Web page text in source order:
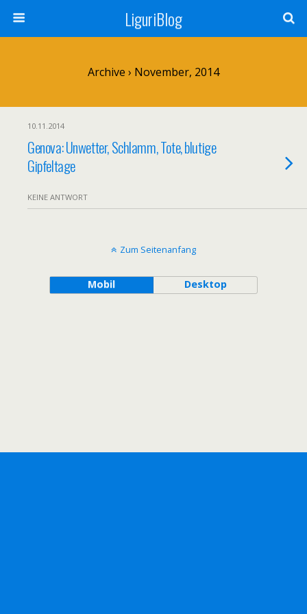
LiguriBlog
Archive › November, 2014
10.11.2014
Genova: Unwetter, Schlamm, Tote, blutige
Gipfeltage
KEINE ANTWORT
Zum Seitenanfang
Mobil Desktop